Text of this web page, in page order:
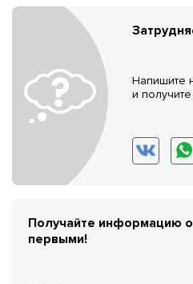
Напишите
и
Получайте информацию о
первыми!